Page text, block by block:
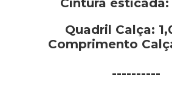
Cintura
Quadril Calça:
Comprimento
----------